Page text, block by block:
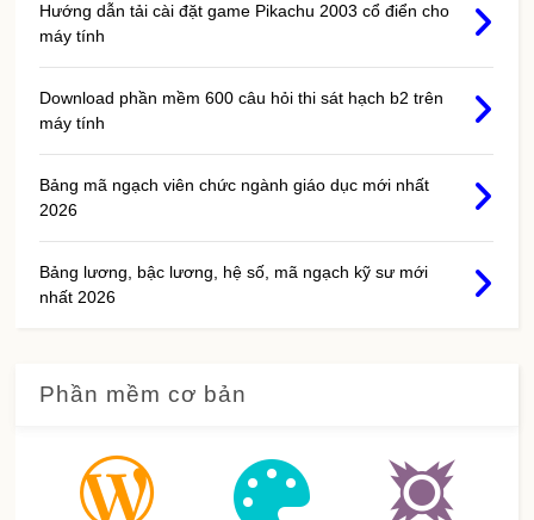
Hướng dẫn tải cài đặt game Pikachu 2003 cổ điển cho
máy tính
Download phần mềm 600 câu hỏi thi sát hạch b2 trên
máy tính
Bảng mã ngạch viên chức ngành giáo dục mới nhất
2026
Bảng lương, bậc lương, hệ số, mã ngạch kỹ sư mới
nhất 2026
Phần mềm cơ bản